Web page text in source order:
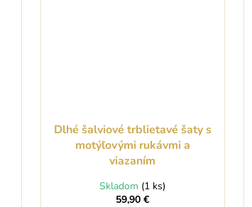
Dlhé šalviové trblietavé šaty s
motýľovými rukávmi a
viazaním
Skladom (1 ks)
59,90 €